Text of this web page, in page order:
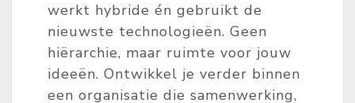
werkt hybride én gebruikt de
nieuwste technologieën. Geen
hiërarchie, maar ruimte voor jouw
ideeën. Ontwikkel je verder binnen
een organisatie die samenwerking,